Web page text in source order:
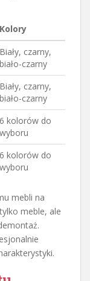
Kolory
Biały, czarny,
biało-czarny
Biały, czarny,
biało-czarny
6 kolorów do
wyboru
6 kolorów do
wyboru
mebli na
meble, ale